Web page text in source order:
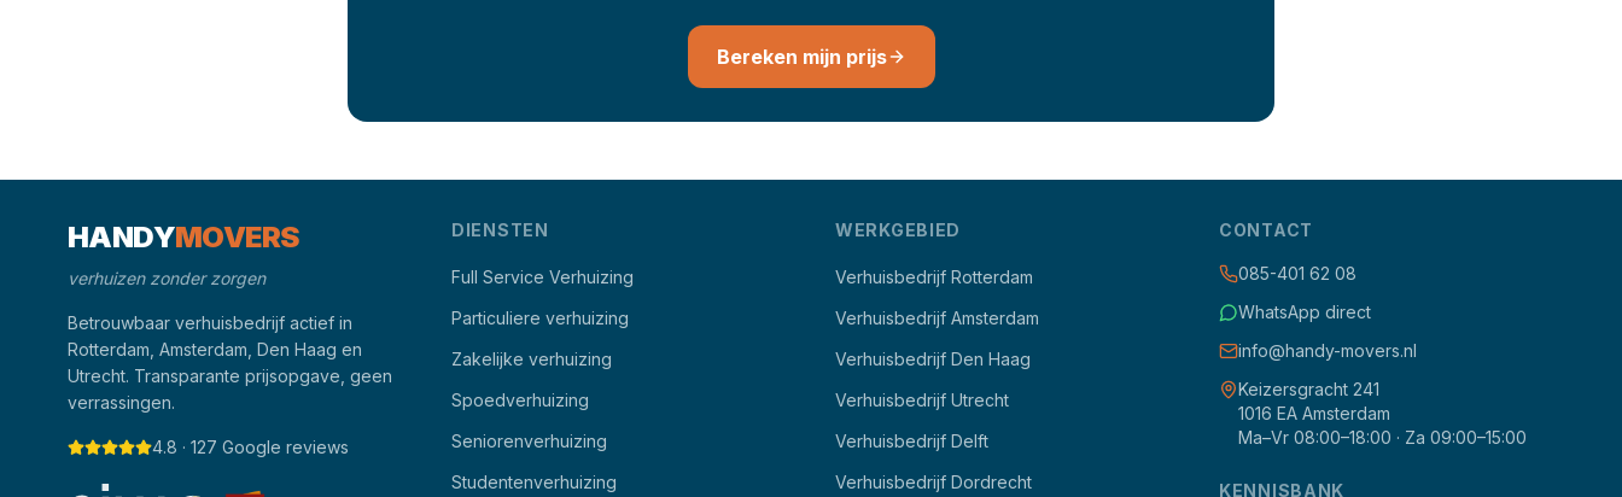
Bereken mijn prijs
HANDYMOVERS
verhuizen zonder zorgen
Betrouwbaar verhuisbedrijf actief in
Rotterdam, Amsterdam, Den Haag en
Utrecht. Transparante prijsopgave, geen
verrassingen.
4.8 · 127 Google reviews
DIENSTEN
Full Service Verhuizing
Particuliere verhuizing
Zakelijke verhuizing
Spoedverhuizing
Seniorenverhuizing
Studentenverhuizing
WERKGEBIED
Verhuisbedrijf Rotterdam
Verhuisbedrijf Amsterdam
Verhuisbedrijf Den Haag
Verhuisbedrijf Utrecht
Verhuisbedrijf Delft
Verhuisbedrijf Dordrecht
CONTACT
085-401 62 08
WhatsApp direct
info@handy-movers.nl
Keizersgracht 241
1016 EA Amsterdam
Ma–Vr 08:00–18:00 · Za 09:00–15:00
KENNISBANK